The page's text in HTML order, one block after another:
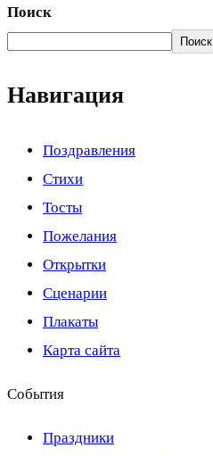
Поиск
Поиск
Навигация
Поздравления
Стихи
Тосты
Пожелания
Открытки
Сценарии
Плакаты
Карта сайта
События
Праздники